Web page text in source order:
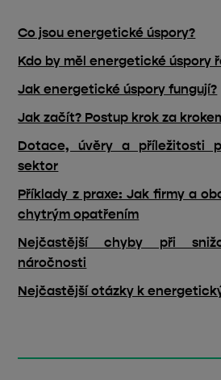
Co jsou energetické úspory?
Kdo by měl energetické úspory
Jak energetické úspory fungují?
Jak začít? Postup krok za
Dotace, úvěry a příležitosti
sektor
Příklady z praxe: Jak firmy a
chytrým opatřením
Nejčastější chyby při
náročnosti
Nejčastější otázky k